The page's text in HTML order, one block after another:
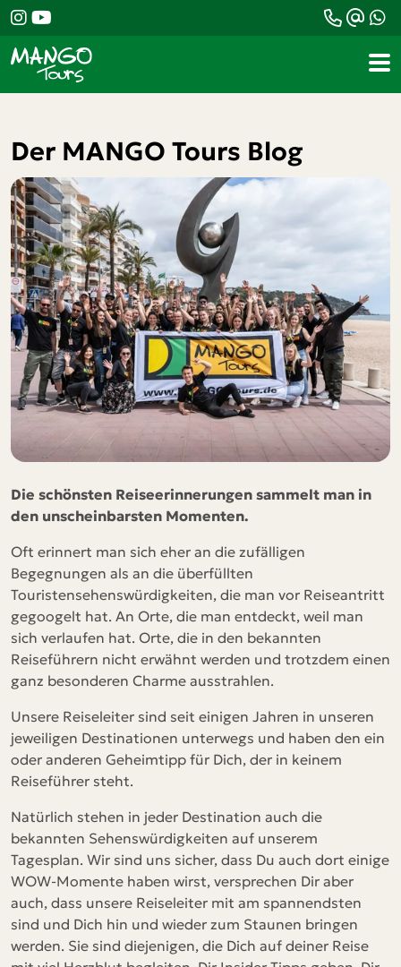
Der MANGO Tours Blog
Die schönsten Reiseerinnerungen sammelt man in
den unscheinbarsten Momenten.
Oft erinnert man sich eher an die zufälligen
Begegnungen als an die überfüllten
Touristensehenswürdigkeiten, die man vor Reiseantritt
gegoogelt hat. An Orte, die man entdeckt, weil man
sich verlaufen hat. Orte, die in den bekannten
Reiseführern nicht erwähnt werden und trotzdem einen
ganz besonderen Charme ausstrahlen.
Unsere Reiseleiter sind seit einigen Jahren in unseren
jeweiligen Destinationen unterwegs und haben den ein
oder anderen Geheimtipp für Dich, der in keinem
Reiseführer steht.
Natürlich stehen in jeder Destination auch die
bekannten Sehenswürdigkeiten auf unserem
Tagesplan. Wir sind uns sicher, dass Du auch dort einige
WOW-Momente haben wirst, versprechen Dir aber
auch, dass unsere Reiseleiter mit am spannendsten
sind und Dich hin und wieder zum Staunen bringen
werden. Sie sind diejenigen, die Dich auf deiner Reise